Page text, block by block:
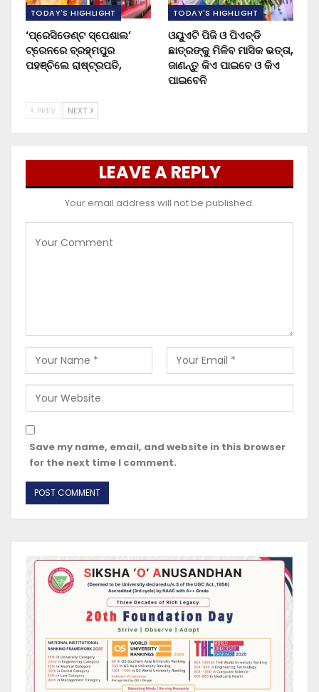
TODAY'S HIGHLIGHT
‘ପ୍ରେସିଡେଣ୍ଟ ସ୍ପେଶାଲ’
ଟ୍ରେନରେ ବ୍ରହ୍ମପୁର
ପହଞ୍ଚିଲେ ରାଷ୍ଟ୍ରପତି,
TODAY'S HIGHLIGHT
ଓୟୁଏଟି ପିଜି ଓ ପିଏଚ୍‌ଡି
ଛାତ୍ରଙ୍କୁ ମିଳିବ ମାସିକ ଭତ୍ତା,
ଜାଣନ୍ତୁ କିଏ ପାଇବେ ଓ କିଏ
ପାଇବେନି
PREV NEXT
LEAVE A REPLY
Your email address will not be published.
Save my name, email, and website in this browser
for the next time I comment.